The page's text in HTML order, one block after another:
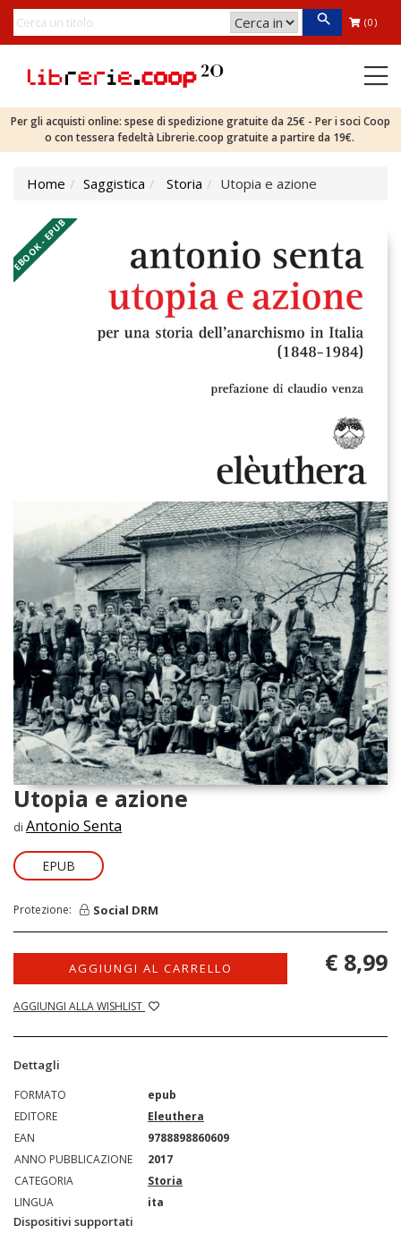
(0)
Per gli acquisti online: spese di spedizione gratuite da 25€ - Per i soci Coop
o con tessera fedeltà Librerie.coop gratuite a partire da 19€.
Home Saggistica Storia Utopia e azione
EBOOK - EPUB
Utopia e azione
di Antonio Senta
EPUB
Protezione: Social DRM
AGGIUNGI AL CARRELLO
AGGIUNGI ALLA WISHLIST
€ 8,99
Dettagli
FORMATO
epub
EDITORE
Eleuthera
EAN
9788898860609
ANNO PUBBLICAZIONE
2017
CATEGORIA
Storia
LINGUA
ita
Dispositivi supportati